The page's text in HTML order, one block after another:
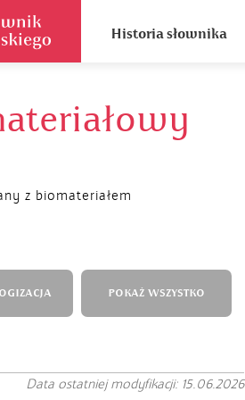
Historia słownika
z biomateriałem
POKAŻ WSZYSTKO
Data ostatniej modyfikacji: 15.06.2026